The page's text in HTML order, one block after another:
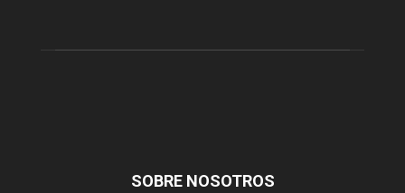
SOBRE NOSOTROS